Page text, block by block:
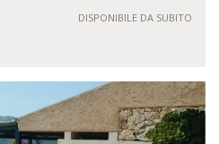
DISPONIBILE DA SUBITO